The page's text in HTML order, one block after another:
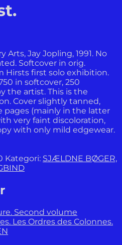
Jay Jopling, 1991. No
Softcover in orig.
Hirsts first solo exhibition.
in softcover, 250
the artist. This is the
Cover slightly tanned,
pages (mainly in the latter
very faint discoloration,
with only mild edgewear.
Kategori: SJÆLDNE BØGER,